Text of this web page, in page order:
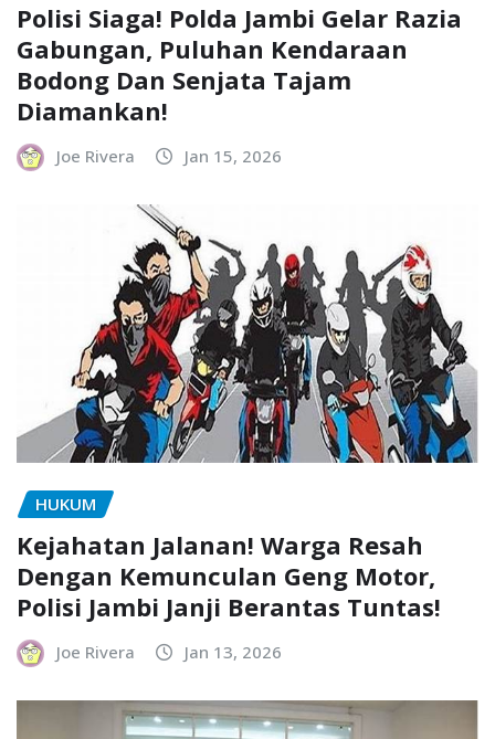
Polisi Siaga! Polda Jambi Gelar Razia
Gabungan, Puluhan Kendaraan
Bodong Dan Senjata Tajam
Diamankan!
Joe Rivera Jan 15, 2026
HUKUM
Kejahatan Jalanan! Warga Resah
Dengan Kemunculan Geng Motor,
Polisi Jambi Janji Berantas Tuntas!
Joe Rivera Jan 13, 2026